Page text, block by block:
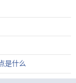
是什么